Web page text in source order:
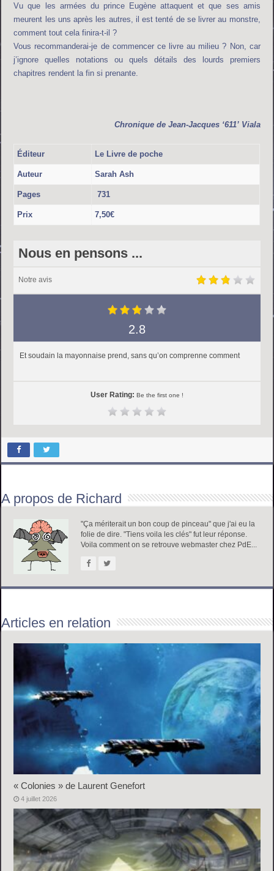
Vu que les armées du prince Eugène attaquent et que ses amis
meurent les uns après les autres, il est tenté de se livrer au monstre,
comment tout cela finira-t-il ?
Vous recommanderai-je de commencer ce livre au milieu ? Non, car
j’ignore quelles notations ou quels détails des lourds premiers
chapitres rendent la fin si prenante.
Chronique de Jean-Jacques ‘611’ Viala
Éditeur Le Livre de poche
Auteur Sarah Ash
Pages 731
Prix 7,50€
Nous en pensons ...
Notre avis
2.8
Et soudain la mayonnaise prend, sans qu’on comprenne comment
User Rating: Be the first one !
A propos de Richard
"Ça mériterait un bon coup de pinceau" que j'ai eu la
folie de dire. "Tiens voila les clés" fut leur réponse.
Voila comment on se retrouve webmaster chez PdE...
Articles en relation
« Colonies » de Laurent Genefort
4 juillet 2026